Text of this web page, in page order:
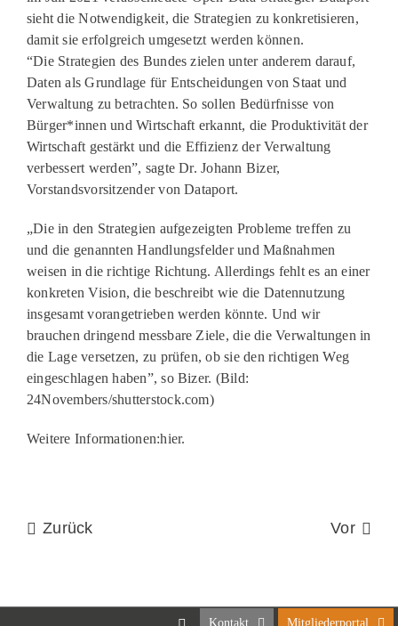
sieht die Notwendigkeit, die Strategien zu konkretisieren,
damit sie erfolgreich umgesetzt werden können.
“Die Strategien des Bundes zielen unter anderem darauf,
Daten als Grundlage für Entscheidungen von Staat und
Verwaltung zu betrachten. So sollen Bedürfnisse von
Bürger*innen und Wirtschaft erkannt, die Produktivität der
Wirtschaft gestärkt und die Effizienz der Verwaltung
verbessert werden”, sagte Dr. Johann Bizer,
Vorstandsvorsitzender von Dataport.
„Die in den Strategien aufgezeigten Probleme treffen zu
und die genannten Handlungsfelder und Maßnahmen
weisen in die richtige Richtung. Allerdings fehlt es an einer
konkreten Vision, die beschreibt wie die Datennutzung
insgesamt vorangetrieben werden könnte. Und wir
brauchen dringend messbare Ziele, die die Verwaltungen in
die Lage versetzen, zu prüfen, ob sie den richtigen Weg
eingeschlagen haben”, so Bizer. (Bild:
24Novembers/shutterstock.com)
Weitere Informationen:hier.
Zurück Vor
Kontakt Mitgliederportal